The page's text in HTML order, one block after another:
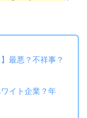
最悪？不祥事？
イト企業？年